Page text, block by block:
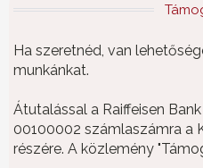
Ha szeretnéd, van
munkánkat.
Átutalással a Raiffeisen
00100002 számlaszámra a
részére. A közlemény